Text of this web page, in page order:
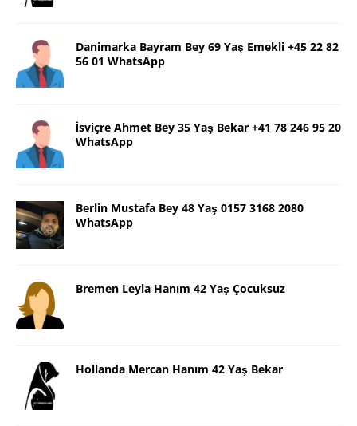
Danimarka Bayram Bey 69 Yaş Emekli +45 22 82
56 01 WhatsApp
İsviçre Ahmet Bey 35 Yaş Bekar +41 78 246 95 20
WhatsApp
Berlin Mustafa Bey 48 Yaş 0157 3168 2080
WhatsApp
Bremen Leyla Hanım 42 Yaş Çocuksuz
Hollanda Mercan Hanım 42 Yaş Bekar